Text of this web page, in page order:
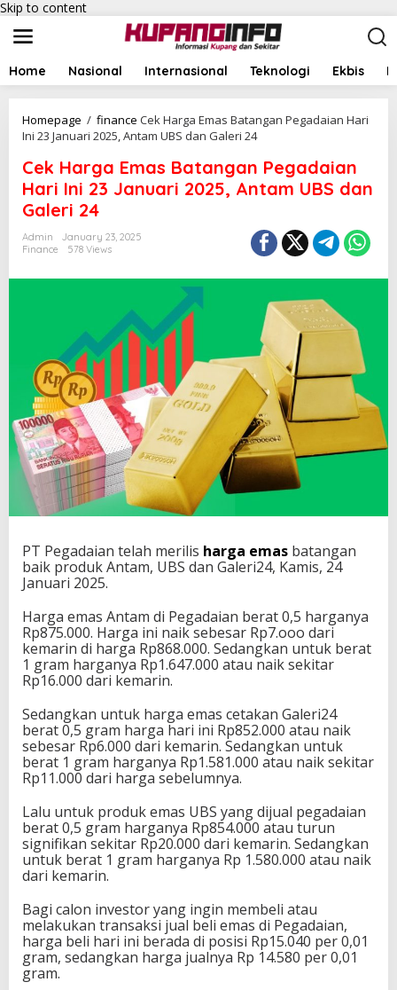
Skip to content
Home Nasional Internasional Teknologi Ekbis
Homepage / finance Cek Harga Emas Batangan Pegadaian Hari
Ini 23 Januari 2025, Antam UBS dan Galeri 24
Cek Harga Emas Batangan Pegadaian
Hari Ini 23 Januari 2025, Antam UBS dan
Galeri 24
Admin
January 23, 2025
Finance
578 Views
PT Pegadaian telah merilis harga emas batangan
baik produk Antam, UBS dan Galeri24, Kamis, 24
Januari 2025.
Harga emas Antam di Pegadaian berat 0,5 harganya
Rp875.000. Harga ini naik sebesar Rp7.ooo dari
kemarin di harga Rp868.000. Sedangkan untuk berat
1 gram harganya Rp1.647.000 atau naik sekitar
Rp16.000 dari kemarin.
Sedangkan untuk harga emas cetakan Galeri24
berat 0,5 gram harga hari ini Rp852.000 atau naik
sebesar Rp6.000 dari kemarin. Sedangkan untuk
berat 1 gram harganya Rp1.581.000 atau naik sekitar
Rp11.000 dari harga sebelumnya.
Lalu untuk produk emas UBS yang dijual pegadaian
berat 0,5 gram harganya Rp854.000 atau turun
signifikan sekitar Rp20.000 dari kemarin. Sedangkan
untuk berat 1 gram harganya Rp 1.580.000 atau naik
dari kemarin.
Bagi calon investor yang ingin membeli atau
melakukan transaksi jual beli emas di Pegadaian,
harga beli hari ini berada di posisi Rp15.040 per 0,01
gram, sedangkan harga jualnya Rp 14.580 per 0,01
gram.